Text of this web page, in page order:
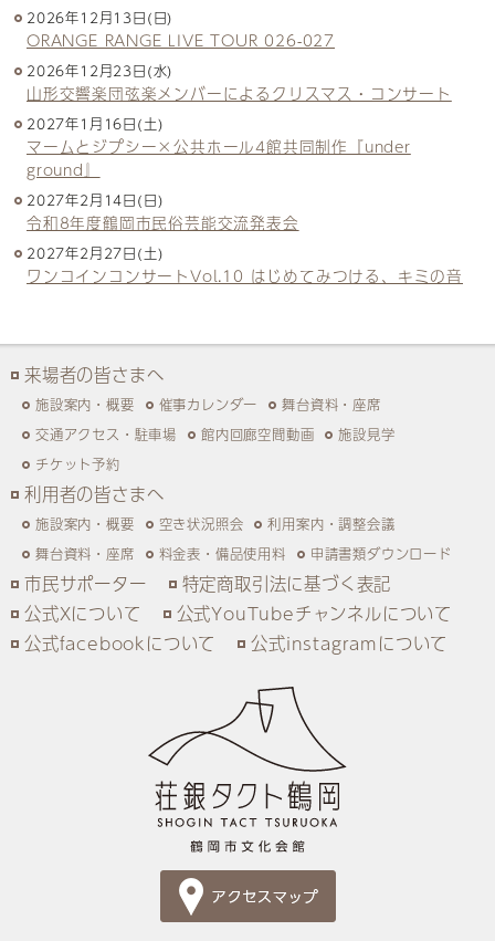
2026年12月13日(日)
ORANGE RANGE LIVE TOUR 026-027
2026年12月23日(水)
山形交響楽団弦楽メンバーによるクリスマス・コンサート
2027年1月16日(土)
マームとジプシー×公共ホール4館共同制作『under
ground』
2027年2月14日(日)
令和8年度鶴岡市民俗芸能交流発表会
2027年2月27日(土)
ワンコインコンサートVol.10 はじめてみつける、キミの音
来場者の皆さまへ
施設案内・概要 催事カレンダー
舞台資料・座席
交通アクセス・駐車場
館内回廊空間動画
施設見学
チケット予約
利用者の皆さまへ
施設案内・概要 空き状況照会
利用案内・調整会議
舞台資料・座席
料金表・備品使用料 申請書類ダウンロード
市民サポーター
特定商取引法に基づく表記
公式Xについて
公式YouTubeチャンネルについて
公式facebookについて
公式instagramについて